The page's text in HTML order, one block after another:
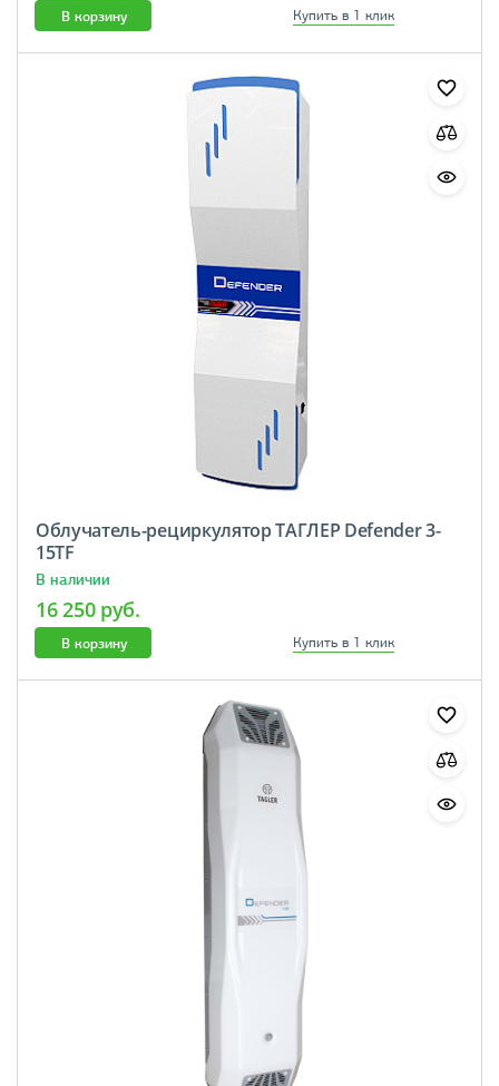
В корзину Купить в 1 клик
Облучатель-рециркулятор ТАГЛЕР Defender 3-
15TF
В наличии
16 250 руб.
В корзину Купить в 1 клик